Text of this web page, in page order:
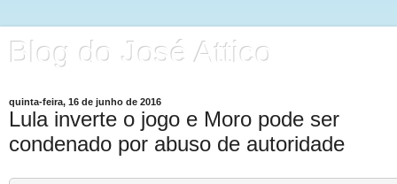
Blog do José Attico
quinta-feira, 16 de junho de 2016
Lula inverte o jogo e Moro pode ser
condenado por abuso de autoridade